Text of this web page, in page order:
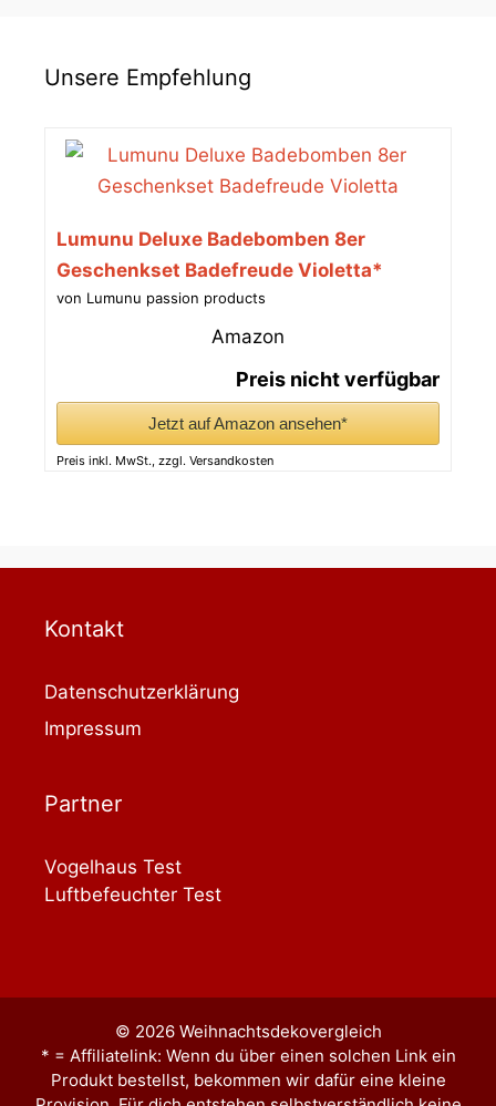
Unsere Empfehlung
Lumunu Deluxe Badebomben 8er
Geschenkset Badefreude Violetta*
von Lumunu passion products
Amazon
Preis nicht verfügbar
Jetzt auf Amazon ansehen*
Preis inkl. MwSt., zzgl. Versandkosten
Kontakt
Datenschutzerklärung
Impressum
Partner
Vogelhaus Test
Luftbefeuchter Test
© 2026 Weihnachtsdekovergleich
* = Affiliatelink: Wenn du über einen solchen Link ein
Produkt bestellst, bekommen wir dafür eine kleine